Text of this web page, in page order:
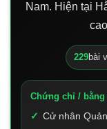
Nam. Hiện tại
229bài
Chứng chỉ / bằng
Cử nhân